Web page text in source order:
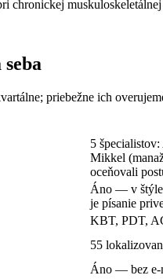
chronickej
priebežne ich
5
Mikkel
oceňovali
Áno — v štýle
je písanie
KBT, PDT,
55
Áno — bez e-